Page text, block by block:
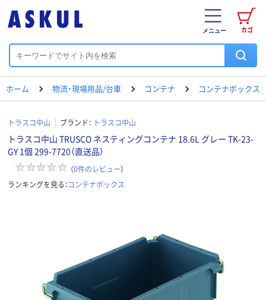
カゴ
メニュー
ホーム 物流・現場用品/台車 コンテナ コンテナボックス
トラスコ中山 ブランド： トラスコ中山
トラスコ中山 TRUSCO ネスティングコンテナ 18.6L グレー TK-23-
GY 1個 299-7720（直送品）
（0件のレビュー）
ランキングを見る：コンテナボックス